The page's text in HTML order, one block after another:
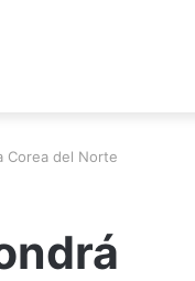
Corea del Norte